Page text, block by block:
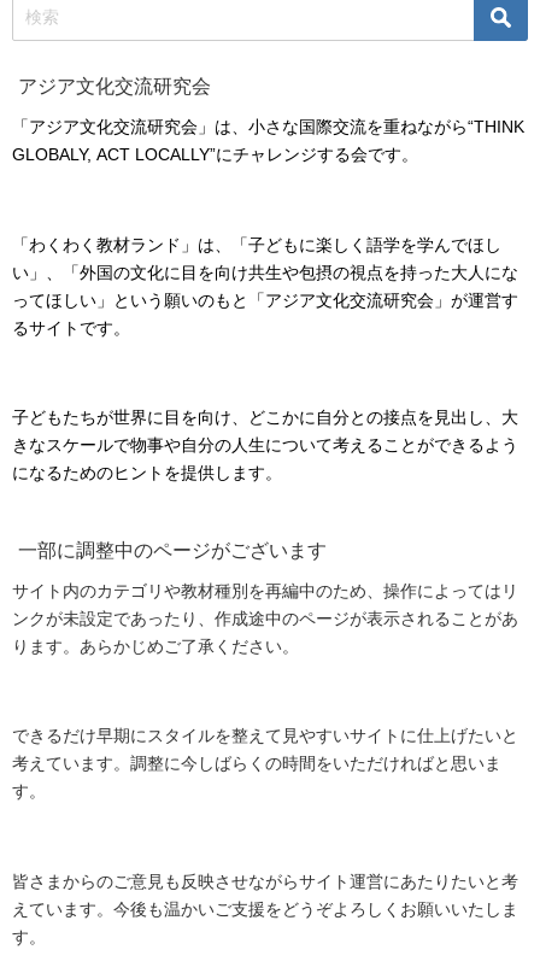
アジア文化交流研究会
「アジア文化交流研究会」は、小さな国際交流を重ねながら“THINK
GLOBALY, ACT LOCALLY”にチャレンジする会です。
「わくわく教材ランド」は、「子どもに楽しく語学を学んでほし
い」、「外国の文化に目を向け共生や包摂の視点を持った大人にな
ってほしい」という願いのもと「アジア文化交流研究会」が運営す
るサイトです。
子どもたちが世界に目を向け、どこかに自分との接点を見出し、大
きなスケールで物事や自分の人生について考えることができるよう
になるためのヒントを提供します。
一部に調整中のページがございます
サイト内のカテゴリや教材種別を再編中のため、操作によってはリ
ンクが未設定であったり、作成途中のページが表示されることがあ
ります。あらかじめご了承ください。
できるだけ早期にスタイルを整えて見やすいサイトに仕上げたいと
考えています。調整に今しばらくの時間をいただければと思いま
す。
皆さまからのご意見も反映させながらサイト運営にあたりたいと考
えています。今後も温かいご支援をどうぞよろしくお願いいたしま
す。